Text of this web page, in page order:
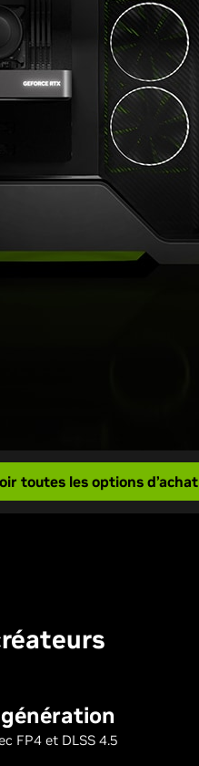
toutes les options d’achat
FP4 et DLSS 4.5